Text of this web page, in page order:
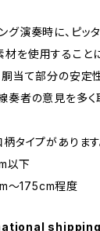
グ演奏時に、ピッ
を使用すること
胴当て部分の安定
奏者の意見を多
タイプがあります
以下
～175cm程度